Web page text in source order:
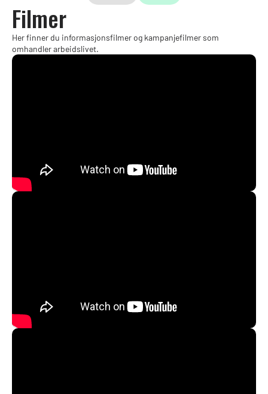
Filmer
Her finner du informasjonsfilmer og kampanjefilmer som
omhandler arbeidslivet.